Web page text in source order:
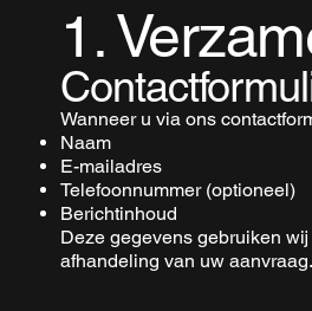
1.
Wanneer u via ons
Naam
E-mailadres
Telefoonnummer (optioneel)
Berichtinhoud
Deze gegevens gebruiken
afhandeling van uw aanvraag.